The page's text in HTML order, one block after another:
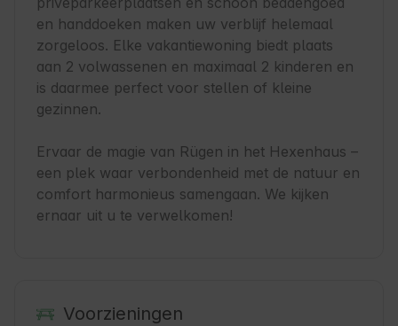
en handdoeken maken uw verblijf helemaal
zorgeloos. Elke vakantiewoning biedt plaats
aan 2 volwassenen en maximaal 2 kinderen en
is daarmee perfect voor stellen of kleine
gezinnen.
Ervaar de magie van Rügen in het Hexenhaus –
een plek waar verbondenheid met de natuur en
comfort harmonieus samengaan. We kijken
ernaar uit u te verwelkomen!
Voorzieningen